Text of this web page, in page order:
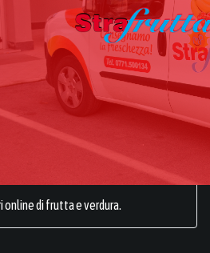
sani, freschi e genuini.
frutta online.
domicilio in tutta Italia.
ISO 22000.
per acquisti superiori a 49€.
online di frutta e verdura.